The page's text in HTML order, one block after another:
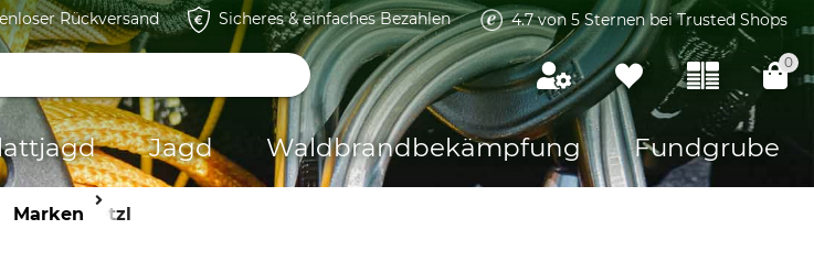
Rückversand Sicheres & einfaches Bezahlen 4.7 von 5 Sternen bei Trusted Shops
0
Jagd Waldbrandbekämpfung Fundgrube
Marken Petzl